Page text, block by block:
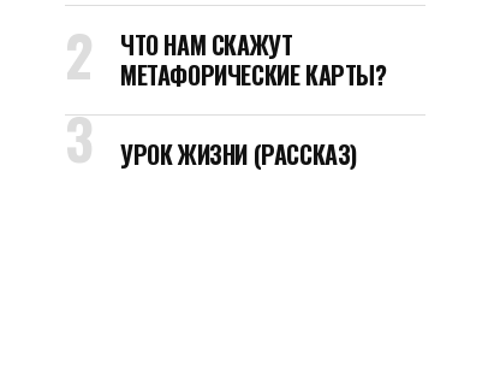
ЧТО НАМ СКАЖУТ
МЕТАФОРИЧЕСКИЕ КАРТЫ?
УРОК ЖИЗНИ (РАССКАЗ)